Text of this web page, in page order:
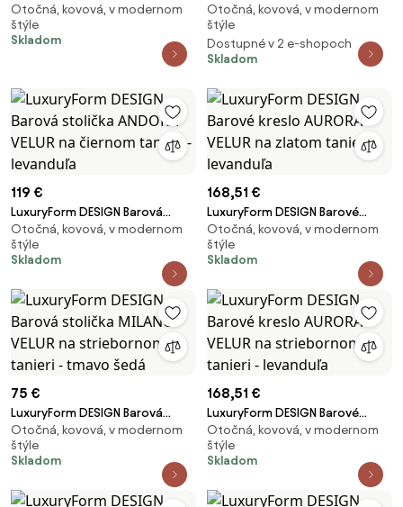
stolička AVOLA VELUR na čiernej
hranatej podstave - svetlo
ružová
Otočná, kovová, v modernom
štýle
Skladom
stolička NORDEN VELUR na
zlatom tanieri - zelená
Otočná, kovová, v modernom
štýle
Dostupné v 2 e-shopoch
Skladom
119 €
LuxuryForm DESIGN Barová
stolička ANDORA VELUR na
čiernom tanieri - levanduľa
Otočná, kovová, v modernom
štýle
Skladom
168,51 €
LuxuryForm DESIGN Barové
kreslo AURORA VELUR na zlatom
tanieri - levanduľa
Otočná, kovová, v modernom
štýle
Skladom
75 €
LuxuryForm DESIGN Barová
stolička MILANO VELUR na
striebornom tanieri - tmavo
šedá
Otočná, kovová, v modernom
štýle
Skladom
168,51 €
LuxuryForm DESIGN Barové
kreslo AURORA VELUR na
striebornom tanieri - levanduľa
Otočná, kovová, v modernom
štýle
Skladom